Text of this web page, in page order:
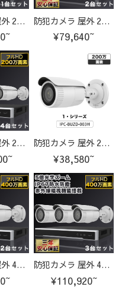
防犯カメラ 屋外 200万画素 光学レンズ搭載 IP67防塵防水 IPカメラ 1台セット 防犯カメラ 屋外 200万画素 光学レンズ搭載 IP67防塵防水 IPカメラ 2台セット
¥79,640~
防犯カメラ 屋外 200万画素 光学レンズ搭載 IP67防塵防水 IPカメラ 4台セット 防犯カメラ 屋外 200万画素 光学レンズ搭載 IP67防塵防水 IPカメラ IPC-BUZD-003H-cam
¥38,580~
防犯カメラ 屋外 400万画素 光学レンズ搭載 IP67防塵防水 IPカメラ 2台セット 防犯カメラ 屋外 400万画素 光学レンズ搭載 IP67防塵防水 IPカメラ 3台セット
¥110,920~